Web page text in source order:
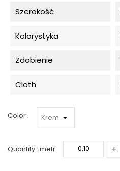
Szerokość
Kolorystyka
Zdobienie
Cloth
Color :
Quantity : metr +